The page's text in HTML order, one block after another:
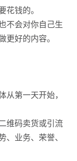
花钱的。
不会对你自己生
更好的内容。
从第一天开始，
维码卖货或引流
、业务、荣誉、